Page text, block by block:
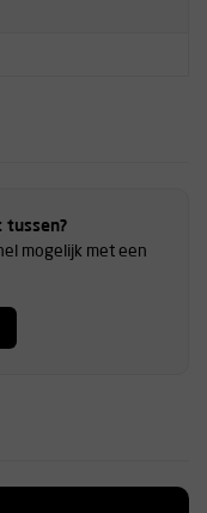
tussen?
mogelijk met een